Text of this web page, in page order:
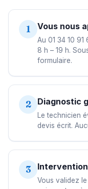
1 Vous nous
Au 01 34 10
8 h – 19 h.
formulaire.
2 Diagnostic
Le technicien
devis écrit.
3
Vous validez